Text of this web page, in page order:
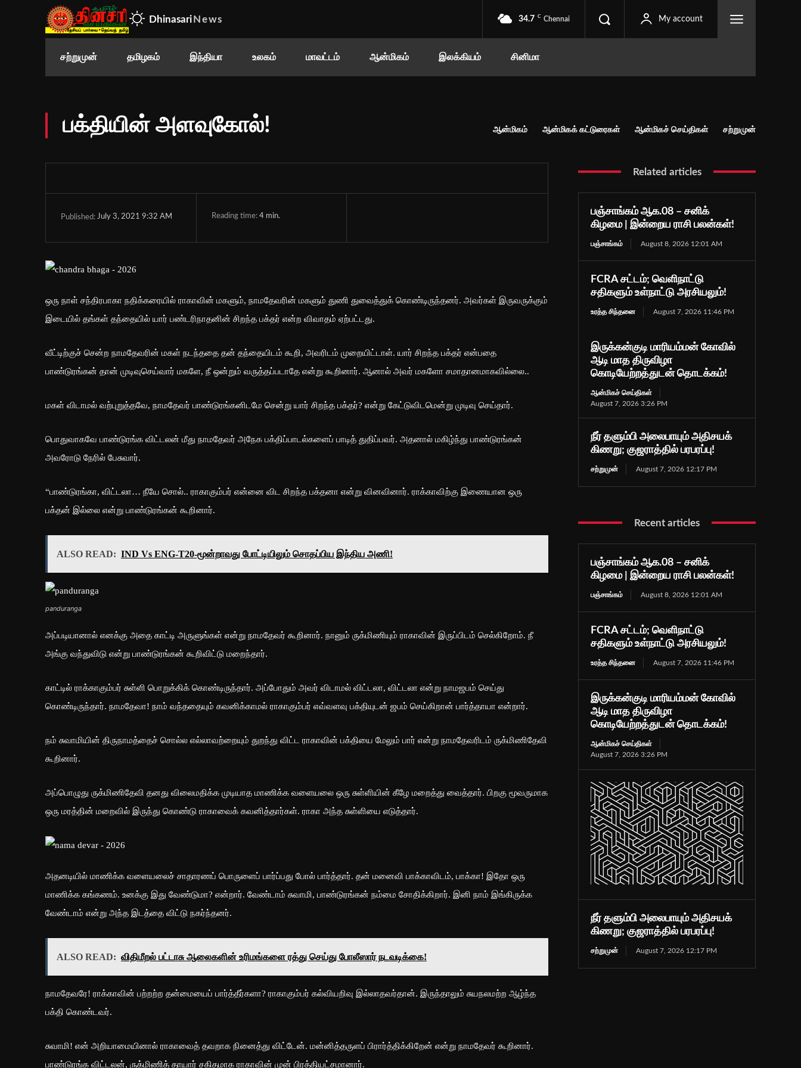
Dhinasari News 34.7 C Chennai My account
சற்றுமுன் தமிழகம் இந்தியா உலகம் மாவட்டம் ஆன்மிகம் இலக்கியம் சினிமா
பக்தியின் அளவுகோல்! ஆன்மிகம் ஆன்மிகக் கட்டுரைகள் ஆன்மிகச் செய்திகள் சற்றுமுன்
Published: July 3, 2021 9:32 AM Reading time: 4min.
ஒரு நாள் சந்திரபாகா நதிக்கரையில் ராகாவின் மகளும், நாமதேவரின் மகளும் துணி துவைத்துக் கொண்டிருந்தனர். அவர்கள் இருவருக்கும்
இடையில் தங்கள் தந்தையில் யார் பண்டரிநாதனின் சிறந்த பக்தர் என்ற விவாதம் ஏற்பட்டது.
வீட்டிற்குச் சென்ற நாமதேவரின் மகள் நடந்ததை தன் தந்தையிடம் கூறி, அவரிடம் முறையிட்டாள். யார் சிறந்த பக்தர் என்பதை
பாண்டுரங்கன் தான் முடிவுசெய்வார் மகளே, நீ ஒன்றும் வருத்தப்படாதே என்று கூறினார். ஆனால் அவர் மகளோ சமாதானமாகவில்லை..
மகள் விடாமல் வற்புறுத்தவே, நாமதேவர் பாண்டுரங்கனிடமே சென்று யார் சிறந்த பக்தர்? என்று கேட்டுவிடமென்று முடிவு செய்தார்.
பொதுவாகவே பாண்டுரங்க விட்டலன் மீது நாமதேவர் அநேக பக்திப்பாடல்களைப் பாடித் துதிப்பவர். அதனால் மகிழ்ந்து பாண்டுரங்கன்
அவரோடு நேரில் பேசுவார்.
“பாண்டுரங்கா, விட்டலா… நீயே சொல்.. ராகாகும்பர் என்னை விட சிறந்த பக்தனா என்று வினவினார். ராக்காவிற்கு இணையான ஒரு
பக்தன் இல்லை என்று பாண்டுரங்கன் கூறினார்.
ALSO READ: IND Vs ENG-T20-மூன்றாவது போட்டியிலும் சொதப்பிய இந்திய அணி!
panduranga
அப்படியானால் எனக்கு அதை காட்டி அருளுங்கள் என்று நாமதேவர் கூறினார். நானும் ருக்மிணியும் ராகாவின் இருப்பிடம் செல்கிறோம். நீ
அங்கு வந்துவிடு என்று பாண்டுரங்கன் கூறிவிட்டு மறைந்தார்.
காட்டில் ராக்காகும்பர் சுள்ளி பொறுக்கிக் கொண்டிருந்தார். அப்போதும் அவர் விடாமல் விட்டலா, விட்டலா என்று நாமஜபம் செய்து
கொண்டிருந்தார். நாமதேவா! நாம் வந்ததையும் கவனிக்காமல் ராகாகும்பர் எவ்வளவு பக்தியுடன் ஜபம் செய்கிறான் பார்த்தாயா என்றார்.
நம் சுவாமியின் திருநாமத்தைச் சொல்ல எல்லாவற்றையும் துறந்து விட்ட ராகாவின் பக்தியை மேலும் பார் என்று நாமதேவரிடம் ருக்மிணிதேவி
கூறினார்.
அப்பொழுது ருக்மிணிதேவி தனது விலைமதிக்க முடியாத மாணிக்க வளையலை ஒரு சுள்ளியின் கீழே மறைத்து வைத்தார். பிறகு மூவருமாக
ஒரு மரத்தின் மறைவில் இருந்து கொண்டு ராகாவைக் கவனித்தார்கள். ராகா அந்த சுள்ளியை எடுத்தார்.
அதனடியில் மாணிக்க வளையலைச் சாதாரணப் பொருளைப் பார்ப்பது போல் பார்த்தார். தன் மனைவி பாக்காவிடம், பாக்கா! இதோ ஒரு
மாணிக்க கங்கணம். உனக்கு இது வேண்டுமா? என்றார். வேண்டாம் சுவாமி, பாண்டுரங்கன் நம்மை சோதிக்கிறார். இனி நாம் இங்கிருக்க
வேண்டாம் என்று அந்த இடத்தை விட்டு நகர்ந்தனர்.
ALSO READ: விதிமீறல் பட்டாசு ஆலைகளின் உரிமங்களை ரத்து செய்து போலீஸார் நடவடிக்கை!
நாமதேவரே! ராக்காவின் பற்றற்ற தன்மையைப் பார்த்தீர்களா? ராகாகும்பர் கல்வியறிவு இல்லாதவர்தான். இருந்தாலும் சுயநலமற்ற ஆழ்ந்த
பக்தி கொண்டவர்.
சுவாமி! என் அறியாமையினால் ராகாவைத் தவறாக நினைத்து விட்டேன். மன்னித்தருளப் பிரார்த்திக்கிறேன் என்று நாமதேவர் கூறினார்.
பாண்டுரங்க விட்டலன், ருக்மிணித் தாயார் சகிதமாக ராகாவின் முன் பிரத்தியட்சமானார்.
Related articles
பஞ்சாங்கம் ஆக.08 – சனிக்
கிழமை | இன்றைய ராசி பலன்கள்!
பஞ்சாங்கம் August 8, 2026 12:01 AM
FCRA சட்டம்; வெளிநாட்டு
சதிகளும் உள்நாட்டு அரசியலும்!
உரத்த சிந்தனை August 7, 2026 11:46 PM
இருக்கன்குடி மாரியம்மன் கோவில்
ஆடி மாத திருவிழா
கொடியேற்றத்துடன் தொடக்கம்!
ஆன்மிகச் செய்திகள்
August 7, 2026 3:26 PM
நீர் தளும்பி அலைபாயும் அதிசயக்
கிணறு; குஜராத்தில் பரபரப்பு!
சற்றுமுன் August 7, 2026 12:17 PM
Recent articles
பஞ்சாங்கம் ஆக.08 – சனிக்
கிழமை | இன்றைய ராசி பலன்கள்!
பஞ்சாங்கம் August 8, 2026 12:01 AM
FCRA சட்டம்; வெளிநாட்டு
சதிகளும் உள்நாட்டு அரசியலும்!
உரத்த சிந்தனை August 7, 2026 11:46 PM
இருக்கன்குடி மாரியம்மன் கோவில்
ஆடி மாத திருவிழா
கொடியேற்றத்துடன் தொடக்கம்!
ஆன்மிகச் செய்திகள்
August 7, 2026 3:26 PM
நீர் தளும்பி அலைபாயும் அதிசயக்
கிணறு; குஜராத்தில் பரபரப்பு!
சற்றுமுன் August 7, 2026 12:17 PM